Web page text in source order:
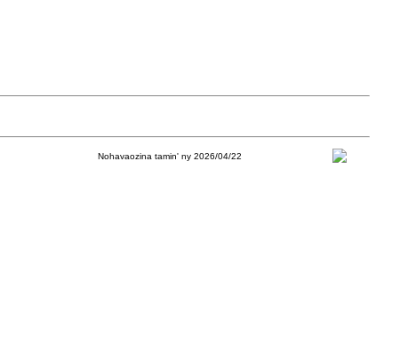
Nohavaozina tamin' ny 2026/04/22